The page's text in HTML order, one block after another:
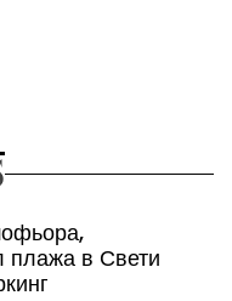
плажа в Свети